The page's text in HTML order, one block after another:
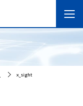
x_sight